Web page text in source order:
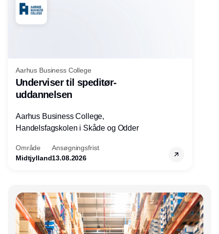
Aarhus Business College
Underviser til speditør-
uddannelsen
Aarhus Business College,
Handelsfagskolen i Skåde og Odder
Område
Midtjylland
Ansøgningsfrist
13.08.2026
Annonce